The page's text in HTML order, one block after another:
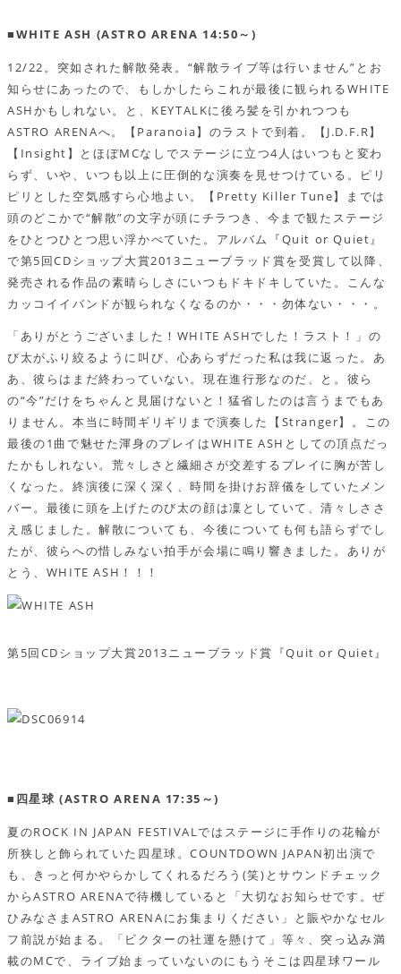
■WHITE ASH (ASTRO ARENA 14:50～)
12/22。突如された解散発表。“解散ライブ等は行いません”とお
知らせにあったので、もしかしたらこれが最後に観られるWHITE
ASHかもしれない。と、KEYTALKに後ろ髪を引かれつつも
ASTRO ARENAへ。【Paranoia】のラストで到着。【J.D.F.R】
【Insight】とほぼMCなしでステージに立つ4人はいつもと変わ
らず、いや、いつも以上に圧倒的な演奏を見せつけている。ピリ
ピリとした空気感すら心地よい。【Pretty Killer Tune】までは
頭のどこかで“解散”の文字が頭にチラつき、今まで観たステージ
をひとつひとつ思い浮かべていた。アルバム『Quit or Quiet』
で第5回CDショップ大賞2013ニューブラッド賞を受賞して以降、
発売される作品の素晴らしさにいつもドキドキしていた。こんな
カッコイイバンドが観られなくなるのか・・・勿体ない・・・。
「ありがとうございました！WHITE ASHでした！ラスト！」の
び太がふり絞るように叫び、心あらずだった私は我に返った。あ
あ、彼らはまだ終わっていない。現在進行形なのだ、と。彼ら
の“今”だけをちゃんと見届けないと！猛省したのは言うまでもあ
りません。本当に時間ギリギリまで演奏した【Stranger】。この
最後の1曲で魅せた渾身のプレイはWHITE ASHとしての頂点だっ
たかもしれない。荒々しさと繊細さが交差するプレイに胸が苦し
くなった。終演後に深く深く、時間を掛けお辞儀をしていたメン
バー。最後に頭を上げたのび太の顔は凜としていて、清々しささ
え感じました。解散についても、今後についても何も語らずでし
たが、彼らへの惜しみない拍手が会場に鳴り響きました。ありが
とう、WHITE ASH！！！
第5回CDショップ大賞2013ニューブラッド賞『Quit or Quiet』
■四星球 (ASTRO ARENA 17:35～)
夏のROCK IN JAPAN FESTIVALではステージに手作りの花輪が
所狭しと飾られていた四星球。COUNTDOWN JAPAN初出演で
も、きっと何かやらかしてくれるだろう(笑)とサウンドチェック
からASTRO ARENAで待機していると「大切なお知らせです。ぜ
ひみなさまASTRO ARENAにお集まりください」と賑やかなセル
フ前説が始まる。「ビクターの社運を懸けて」等々、突っ込み満
載のMCで、ライブ始まっていないのにもうそこは四星球ワール